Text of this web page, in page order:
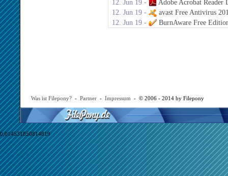
12. Jun 19 -
Adobe Acrobat Reader
12. Jun 19 -
avast Free Antivirus
12. Jun 19 -
BurnAware Free
Was ist Filepony? - Partner - Impressum - © 2006 - 2014 by Filepony
0,014531850814819